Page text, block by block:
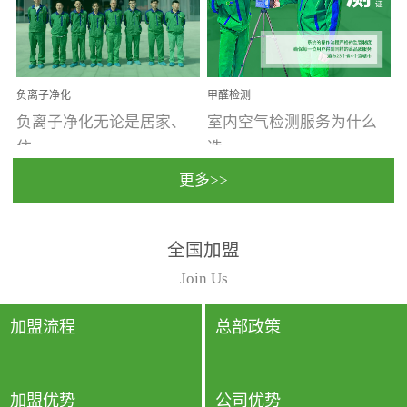
温暖潮湿、营养物质多、
通风缓慢的空间最易滋生
大量霉菌的...
重。汽车的空间范围小，
配件、皮具、装饰多，这
些都是汽...
负离子净化
负离子净化无论是居家、
住...
动，人类长时间停留的室
内空间都有整体消毒的需
要。因为空间内人流携带
的、空气...
甲醛检测
室内空气检测服务为什么
选...
行国家规定的标准检测方
法，空气采样量准确，检
测结果可靠，远胜于其他
检测...
更多>>
全国加盟
Join Us
加盟流程 总部政策
加盟优势 公司优势